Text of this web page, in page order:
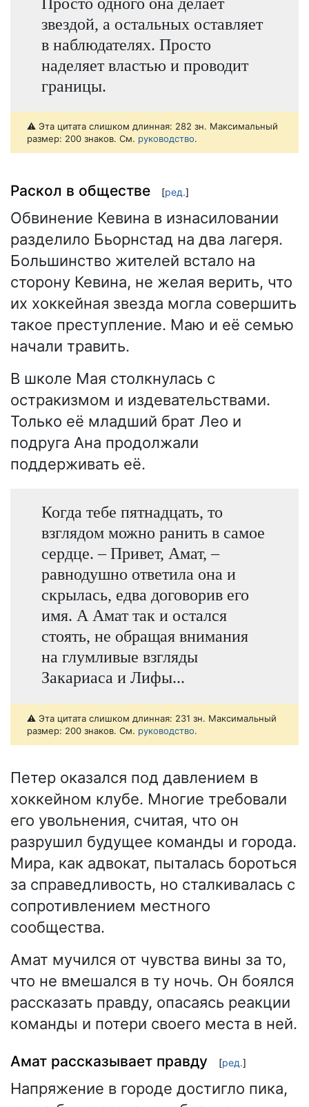
звездой, а остальных оставляет
в наблюдателях. Просто
наделяет властью и проводит
границы.
⚠️ Эта цитата слишком длинная: 282 зн. Максимальный
размер: 200 знаков. См. руководство.
Раскол в обществе [ред.]
Обвинение Кевина в изнасиловании
разделило Бьорнстад на два лагеря.
Большинство жителей встало на
сторону Кевина, не желая верить, что
их хоккейная звезда могла совершить
такое преступление. Маю и её семью
начали травить.
В школе Мая столкнулась с
остракизмом и издевательствами.
Только её младший брат Лео и
подруга Ана продолжали
поддерживать её.
Когда тебе пятнадцать, то
взглядом можно ранить в самое
сердце. – Привет, Амат, –
равнодушно ответила она и
скрылась, едва договорив его
имя. А Амат так и остался
стоять, не обращая внимания
на глумливые взгляды
Закариаса и Лифы...
⚠️ Эта цитата слишком длинная: 231 зн. Максимальный
размер: 200 знаков. См. руководство.
Петер оказался под давлением в
хоккейном клубе. Многие требовали
его увольнения, считая, что он
разрушил будущее команды и города.
Мира, как адвокат, пыталась бороться
за справедливость, но сталкивалась с
сопротивлением местного
сообщества.
Амат мучился от чувства вины за то,
что не вмешался в ту ночь. Он боялся
рассказать правду, опасаясь реакции
команды и потери своего места в ней.
Амат рассказывает правду [ред.]
Напряжение в городе достигло пика,